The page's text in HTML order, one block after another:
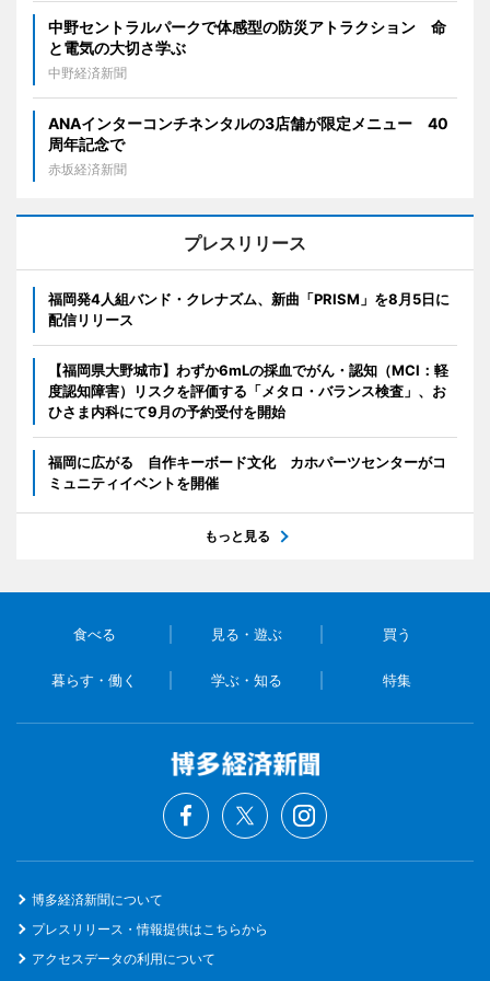
中野セントラルパークで体感型の防災アトラクション 命
と電気の大切さ学ぶ
中野経済新聞
ANAインターコンチネンタルの3店舗が限定メニュー 40
周年記念で
赤坂経済新聞
プレスリリース
福岡発4人組バンド・クレナズム、新曲「PRISM」を8月5日に
配信リリース
【福岡県大野城市】わずか6mLの採血でがん・認知（MCI：軽
度認知障害）リスクを評価する「メタロ・バランス検査」、お
ひさま内科にて9月の予約受付を開始
福岡に広がる 自作キーボード文化 カホパーツセンターがコ
ミュニティイベントを開催
もっと見る
食べる 見る・遊ぶ 買う
暮らす・働く 学ぶ・知る 特集
博多経済新聞について
プレスリリース・情報提供はこちらから
アクセスデータの利用について